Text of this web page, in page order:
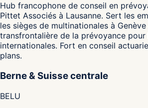
Hub francophone de conseil en
Pittet Associés à Lausanne. Sert les
les sièges de multinationales à
transfrontalière de la prévoyance
internationales. Fort en conseil
plans.
Berne & Suisse centrale
BELU